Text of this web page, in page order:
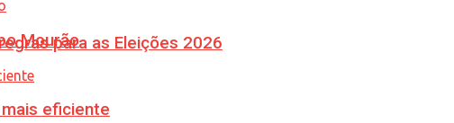
para as Eleições 2026
Mourão
eficiente